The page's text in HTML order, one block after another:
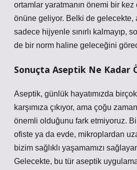
ortamlar yaratmanın önemi bir
önüne geliyor. Belki de gelecekte,
sadece hijyenle sınırlı kalmayıp,
de bir norm haline geleceğini
Sonuçta Aseptik Ne Kadar
Aseptik, günlük hayatımızda
karşımıza çıkıyor, ama çoğu
önemli olduğunu fark etmiyoruz.
ofiste ya da evde, mikroplardan
bizim sağlıklı yaşamamızı
Gelecekte, bu tür aseptik